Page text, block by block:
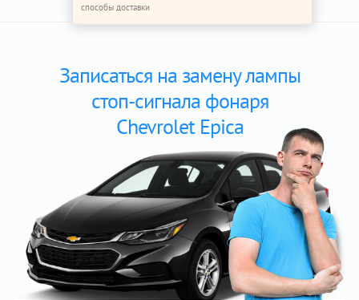
способы доставки
Записаться на замену лампы
стоп-сигнала фонаря
Chevrolet Epica